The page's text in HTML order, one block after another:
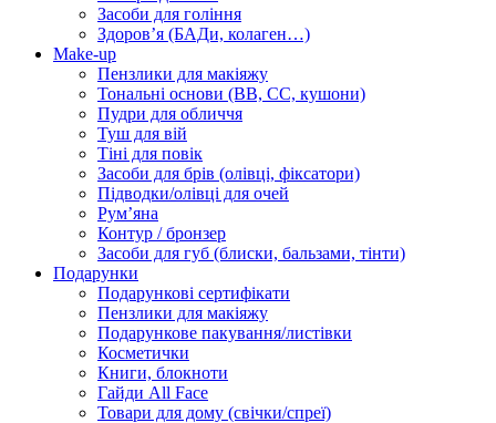
Засоби для гоління
Здоровʼя (БАДи, колаген…)
Make-up
Пензлики для макіяжу
Тональні основи (BB, CC, кушони)
Пудри для обличчя
Туш для вій
Тіні для повік
Засоби для брів (олівці, фіксатори)
Підводки/олівці для очей
Румʼяна
Контур / бронзер
Засоби для губ (блиски, бальзами, тінти)
Подарунки
Подарункові сертифікати
Пензлики для макіяжу
Подарункове пакування/листівки
Косметички
Книги, блокноти
Гайди All Face
Товари для дому (свічки/спреї)